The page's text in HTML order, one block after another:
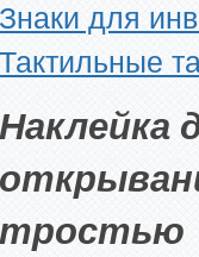
Знаки для
Тактильные
Наклейка
тростью